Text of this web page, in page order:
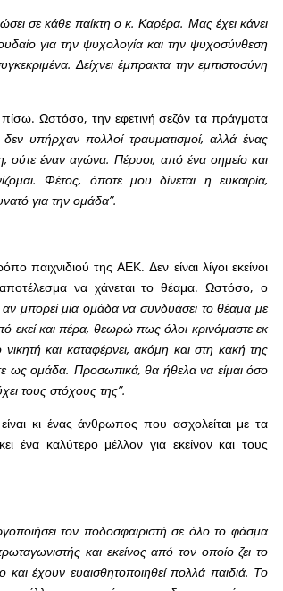
σε κάθε παίκτη ο κ. Καρέρα. Μας έχει κάνει
για την ψυχολογία και την ψυχοσύνθεση
Δείχνει έμπρακτα την εμπιστοσύνη
Ωστόσο, την εφετινή σεζόν τα πράγματα
υπήρχαν πολλοί τραυματισμοί, αλλά ένας
έναν αγώνα. Πέρυσι, από ένα σημείο και
Φέτος, όποτε μου δίνεται η ευκαιρία,
για την ομάδα”.
παιχνιδιού της ΑΕΚ. Δεν είναι λίγοι εκείνοι
να χάνεται το θέαμα. Ωστόσο, ο
αν μπορεί μία ομάδα να συνδυάσει το θέαμα με
εκεί και πέρα, θεωρώ πως όλοι κρινόμαστε εκ
και καταφέρνει, ακόμη και στη κακή της
ως ομάδα. Προσωπικά, θα ήθελα να είμαι όσο
τους στόχους της”.
κι ένας άνθρωπος που ασχολείται με τα
ένα καλύτερο μέλλον για εκείνον και τους
τον ποδοσφαιριστή σε όλο το φάσμα
και εκείνος από τον οποίο ζει το
έχουν ευαισθητοποιηθεί πολλά παιδιά. Το